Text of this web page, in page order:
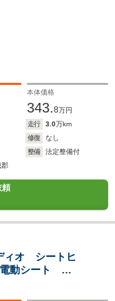
ホイールベース
-m
～2400cc 4600cc
本体価格
343.8万円
走行 3.0万km
修復
なし
整備
法定整備付
郡
頼
ィオ シートヒ
動シート ア